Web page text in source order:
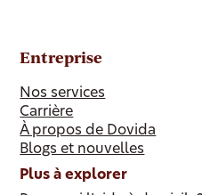
Entreprise
Nos services
Carrière
À propos de Dovida
Blogs et nouvelles
Plus à explorer